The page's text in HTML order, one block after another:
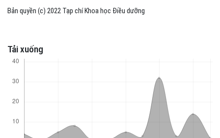
Tải xuống
Bản quyền (c) 2022 Tạp chí Khoa học Điều dưỡng